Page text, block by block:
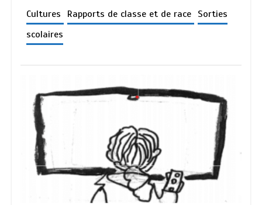
Cultures Rapports de classe et de race Sorties
scolaires